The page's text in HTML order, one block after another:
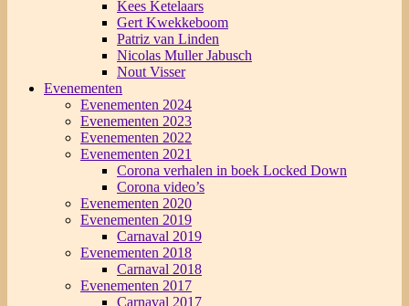
Kees Ketelaars
Gert Kwekkeboom
Patriz van Linden
Nicolas Muller Jabusch
Nout Visser
Evenementen
Evenementen 2024
Evenementen 2023
Evenementen 2022
Evenementen 2021
Corona verhalen in boek Locked Down
Corona video’s
Evenementen 2020
Evenementen 2019
Carnaval 2019
Evenementen 2018
Carnaval 2018
Evenementen 2017
Carnaval 2017